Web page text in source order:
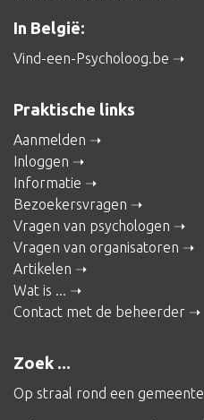
In België:
Vind-een-Psycholoog.be
Praktische links
Aanmelden
Inloggen
Informatie
Bezoekersvragen
Vragen van psychologen
Vragen van organisatoren
Artikelen
Wat is ...
Contact met de beheerder
Zoek ...
Op straal rond een gemeente